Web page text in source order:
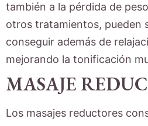
también a la pérdida de
otros tratamientos, pueden
conseguir además de
mejorando la tonificación
MASAJE
Los masajes reductores